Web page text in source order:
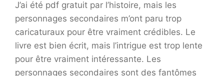
J’ai été pdf gratuit par l’histoire, mais les
personnages secondaires m’ont paru trop
caricaturaux pour être vraiment crédibles. Le
livre est bien écrit, mais l’intrigue est trop lente
pour être vraiment intéressante. Les
personnages secondaires sont des fantômes